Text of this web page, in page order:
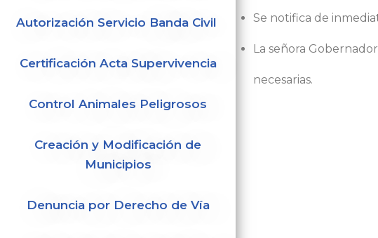
Autorización Servicio Banda Civil
Certificación Acta Supervivencia
Control Animales Peligrosos
Creación y Modificación de
Municipios
Denuncia por Derecho de Vía
Se notifica de
La señora
necesarias.